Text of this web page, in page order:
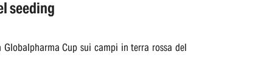
seeding
Cup sui campi in terra rossa del